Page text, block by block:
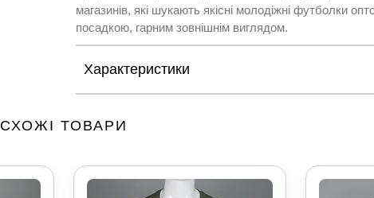
магазинів, які шукають якісні молодіжні футболки
посадкою, гарним зовнішнім виглядом.
Характеристики
СХОЖІ ТОВАРИ